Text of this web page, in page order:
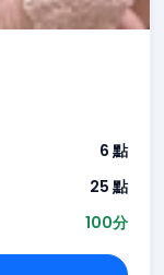
6 點
25 點
100分